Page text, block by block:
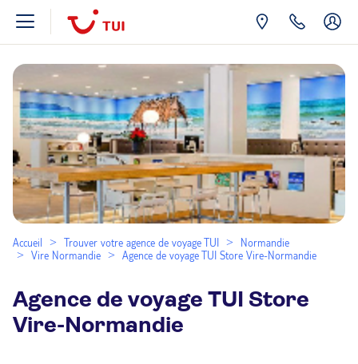
Accueil Trouver votre agence de voyage TUI
Normandie
Vire Normandie
Agence de voyage TUI Store Vire-Normandie
Agence de voyage TUI Store
Vire-Normandie